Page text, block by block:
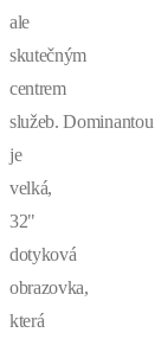
ale
skutečným
centrem
služeb. Dominantou
je
velká,
32"
dotyková
obrazovka,
která